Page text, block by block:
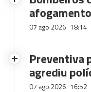
07 ago 2026 18:14
Preventiva
agrediu
07 ago 2026 16:52